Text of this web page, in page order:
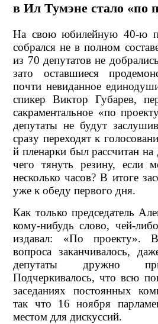
в Ил Тумэне стало «по
На свою юбилейную 40-ю
собрался не в полном
из 70 депутатов не
зато оставшиеся
почти невиданное
спикер Виктор Губарев,
сакраментальное «по
депутаты не будут
сразу переходят к
й пленарки был рассчитан
чего тянуть резину, если
несколько часов? В итоге
уже к обеду первого дня.
Как только председатель
кому-нибудь слово, чей-
издавал: «По проекту».
вопроса заканчивалось,
депутаты дружно
Подчеркивалось, что всю
заседаниях постоянных
так что 16 ноября
местом для дискуссий.